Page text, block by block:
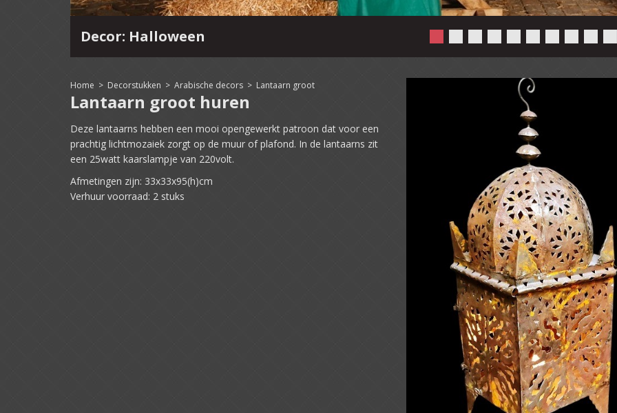
Decor: Halloween
Home > Decorstukken > Arabische decors > Lantaarn groot
Lantaarn groot huren
Deze lantaarns hebben een mooi opengewerkt patroon dat voor een
prachtig lichtmozaiek zorgt op de muur of plafond. In de lantaarns zit
een 25watt kaarslampje van 220volt.
Afmetingen zijn: 33x33x95(h)cm
Verhuur voorraad: 2 stuks